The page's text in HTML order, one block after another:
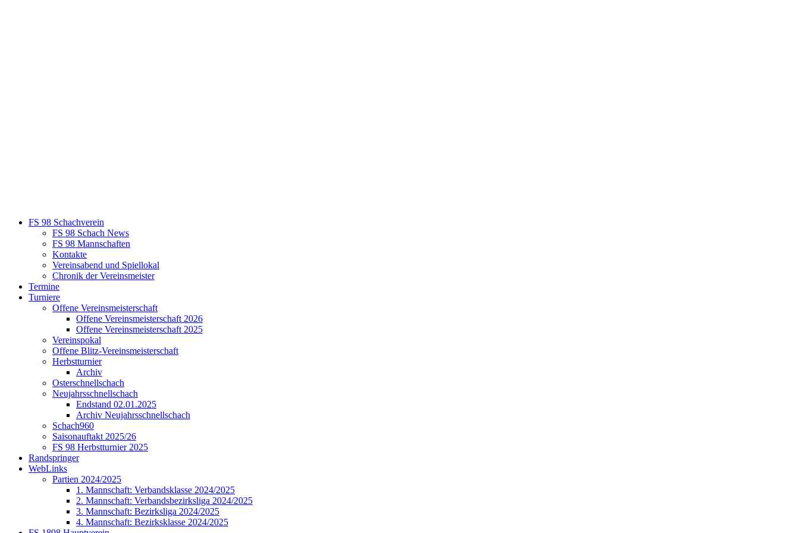
FS 98 Schachverein
FS 98 Schach News
FS 98 Mannschaften
Kontakte
Vereinsabend und Spiellokal
Chronik der Vereinsmeister
Termine
Turniere
Offene Vereinsmeisterschaft
Offene Vereinsmeisterschaft 2026
Offene Vereinsmeisterschaft 2025
Vereinspokal
Offene Blitz-Vereinsmeisterschaft
Herbstturnier
Archiv
Osterschnellschach
Neujahrsschnellschach
Endstand 02.01.2025
Archiv Neujahrsschnellschach
Schach960
Saisonauftakt 2025/26
FS 98 Herbstturnier 2025
Randspringer
WebLinks
Partien 2024/2025
1. Mannschaft: Verbandsklasse 2024/2025
2. Mannschaft: Verbandsbezirksliga 2024/2025
3. Mannschaft: Bezirksliga 2024/2025
4. Mannschaft: Bezirksklasse 2024/2025